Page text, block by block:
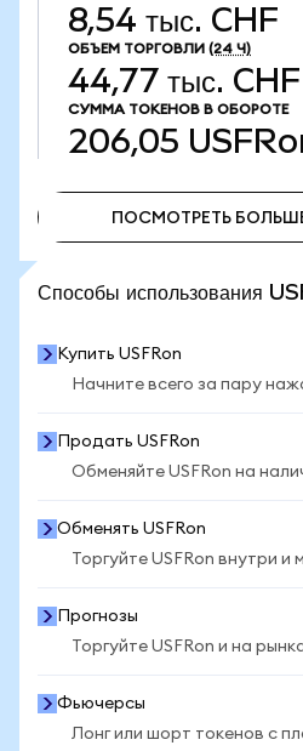
8,54 тыс. CHF
ОБЪЕМ ТОРГОВЛИ (24 Ч)
44,77 тыс. CHF
СУММА ТОКЕНОВ В ОБОРОТЕ
206,05
ПОСМОТРЕТЬ
Способы использования
Купить USFRon
Начните всего за пару
Продать USFRon
Обменяйте USFRon на
Обменять USFRon
Торгуйте USFRon внутри
Прогнозы
Торгуйте USFRon и на
Фьючерсы
Лонг или шорт токенов с